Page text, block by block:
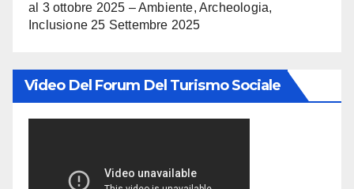
al 3 ottobre 2025 – Ambiente, Archeologia,
Inclusione 25 Settembre 2025
Video Del Forum Del Turismo Sociale